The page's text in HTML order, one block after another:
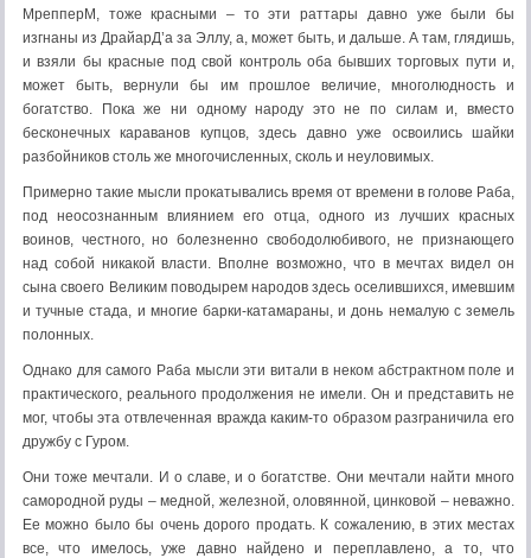
МрепперМ, тоже красными – то эти раттары давно уже были бы
изгнаны из ДрайарД’а за Эллу, а, может быть, и дальше. А там, глядишь,
и взяли бы красные под свой контроль оба бывших торговых пути и,
может быть, вернули бы им прошлое величие, многолюдность и
богатство. Пока же ни одному народу это не по силам и, вместо
бесконечных караванов купцов, здесь давно уже освоились шайки
разбойников столь же многочисленных, сколь и неуловимых.
Примерно такие мысли прокатывались время от времени в голове Раба,
под неосознанным влиянием его отца, одного из лучших красных
воинов, честного, но болезненно свободолюбивого, не признающего
над собой никакой власти. Вполне возможно, что в мечтах видел он
сына своего Великим поводырем народов здесь оселившихся, имевшим
и тучные стада, и многие барки-катамараны, и донь немалую с земель
полонных.
Однако для самого Раба мысли эти витали в неком абстрактном поле и
практического, реального продолжения не имели. Он и представить не
мог, чтобы эта отвлеченная вражда каким-то образом разграничила его
дружбу с Гуром.
Они тоже мечтали. И о славе, и о богатстве. Они мечтали найти много
самородной руды – медной, железной, оловянной, цинковой – неважно.
Ее можно было бы очень дорого продать. К сожалению, в этих местах
все, что имелось, уже давно найдено и переплавлено, а то, что